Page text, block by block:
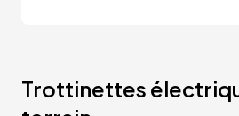
Trottinettes